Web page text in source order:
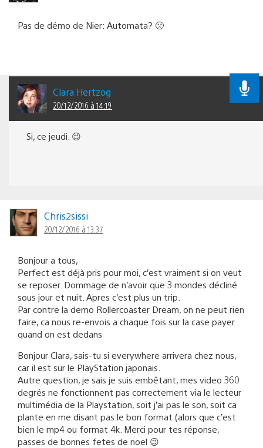
Pas de démo de Nier: Automata? 🙁
Clara Hertzog
20/12/2016 à 14:19
Si, ce jeudi. 😉
Chris2sissi
20/12/2016 à 13:37
Bonjour a tous,
Perfect est déjà pris pour moi, c’est vraiment si on veut
se reposer. Dommage de n’avoir que 3 mondes décliné
sous jour et nuit. Apres c’est plus un trip.
Par contre la demo Rollercoaster Dream, on ne peut rien
faire, ca nous re-envois a chaque fois sur la case payer
quand on est dedans
Bonjour Clara, sais-tu si everywhere arrivera chez nous,
car il est sur le PlayStation japonais.
Autre question, je sais je suis embêtant, mes video 360
degrés ne fonctionnent pas correctement via le lecteur
multimédia de la Playstation, soit j’ai pas le son, soit ca
plante en me disant pas le bon format (alors que c’est
bien le mp4 ou format 4k. Merci pour tes réponse,
passes de bonnes fetes de noel 😉